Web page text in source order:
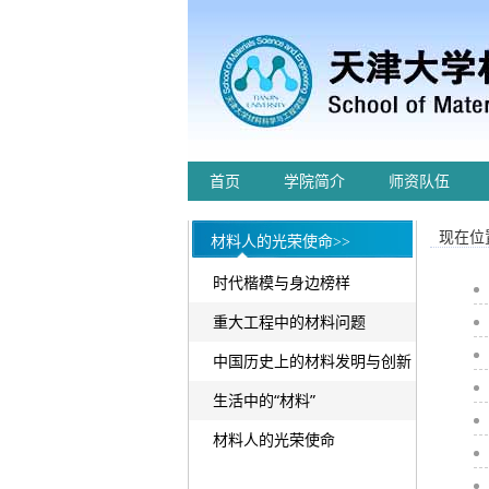
首页 学院简介 师资队伍
材料人的光荣使命>>
时代楷模与身边榜样
重大工程中的材料问题
中国历史上的材料发明与创新
生活中的“材料”
材料人的光荣使命
现在